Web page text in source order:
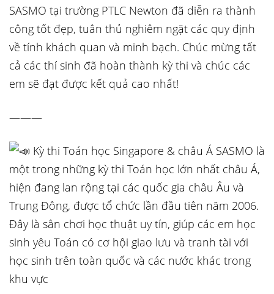
SASMO tại trường PTLC Newton đã diễn ra thành
công tốt đẹp, tuân thủ nghiêm ngặt các quy định
về tính khách quan và minh bạch. Chúc mừng tất
cả các thí sinh đã hoàn thành kỳ thi và chúc các
em sẽ đạt được kết quả cao nhất!
———
Kỳ thi Toán học Singapore & châu Á SASMO là
một trong những kỳ thi Toán học lớn nhất châu Á,
hiện đang lan rộng tại các quốc gia châu Âu và
Trung Đông, được tổ chức lần đầu tiên năm 2006.
Đây là sân chơi học thuật uy tín, giúp các em học
sinh yêu Toán có cơ hội giao lưu và tranh tài với
học sinh trên toàn quốc và các nước khác trong
khu vực